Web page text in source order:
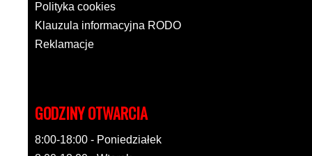
Polityka cookies
Klauzula informacyjna RODO
Reklamacje
GODZINY OTWARCIA
8:00-18:00 - Poniedziałek